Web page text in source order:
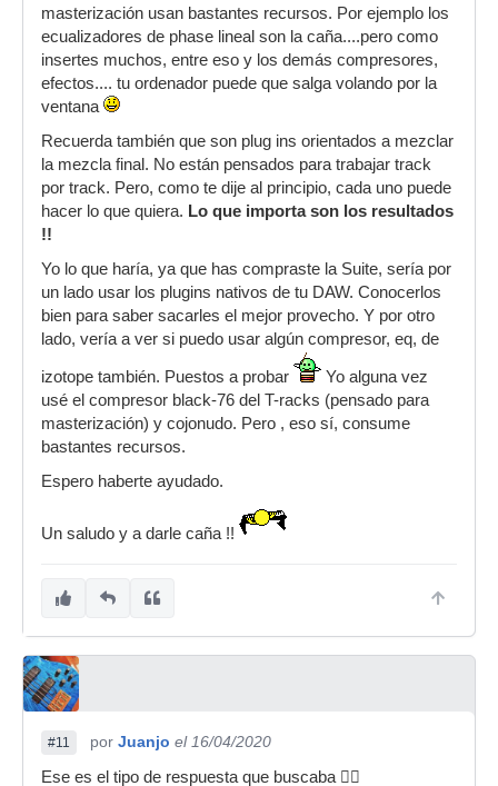
masterización usan bastantes recursos. Por ejemplo los
ecualizadores de phase lineal son la caña....pero como
insertes muchos, entre eso y los demás compresores,
efectos.... tu ordenador puede que salga volando por la
ventana
Recuerda también que son plug ins orientados a mezclar
la mezcla final. No están pensados para trabajar track
por track. Pero, como te dije al principio, cada uno puede
hacer lo que quiera. Lo que importa son los resultados
!!
Yo lo que haría, ya que has compraste la Suite, sería por
un lado usar los plugins nativos de tu DAW. Conocerlos
bien para saber sacarles el mejor provecho. Y por otro
lado, vería a ver si puedo usar algún compresor, eq, de
izotope también. Puestos a probar
Yo alguna vez
usé el compresor black-76 del T-racks (pensado para
masterización) y cojonudo. Pero , eso sí, consume
bastantes recursos.
Espero haberte ayudado.
Un saludo y a darle caña !!
#11 por Juanjo el 16/04/2020
Ese es el tipo de respuesta que buscaba 👍🏼